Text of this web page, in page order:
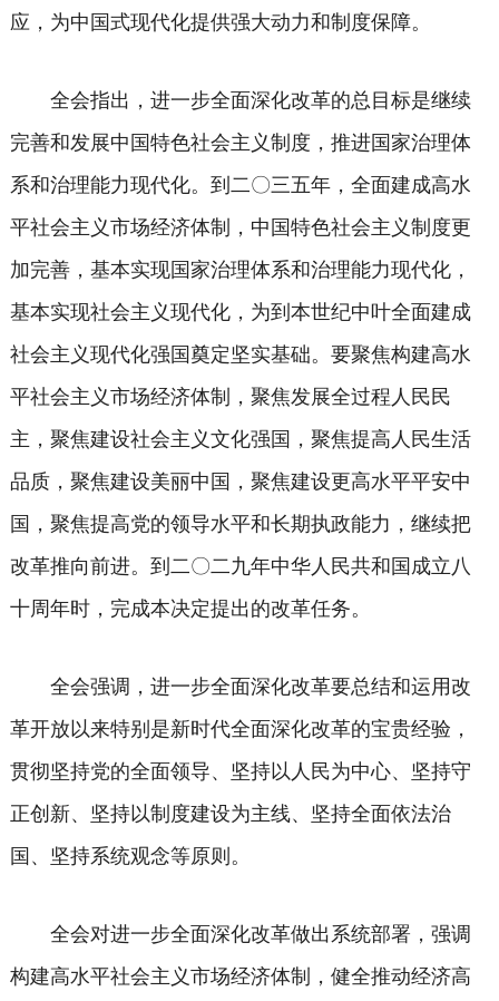
应，为中国式现代化提供强大动力和制度保障。
全会指出，进一步全面深化改革的总目标是继续
完善和发展中国特色社会主义制度，推进国家治理体
系和治理能力现代化。到二〇三五年，全面建成高水
平社会主义市场经济体制，中国特色社会主义制度更
加完善，基本实现国家治理体系和治理能力现代化，
基本实现社会主义现代化，为到本世纪中叶全面建成
社会主义现代化强国奠定坚实基础。要聚焦构建高水
平社会主义市场经济体制，聚焦发展全过程人民民
主，聚焦建设社会主义文化强国，聚焦提高人民生活
品质，聚焦建设美丽中国，聚焦建设更高水平平安中
国，聚焦提高党的领导水平和长期执政能力，继续把
改革推向前进。到二〇二九年中华人民共和国成立八
十周年时，完成本决定提出的改革任务。
全会强调，进一步全面深化改革要总结和运用改
革开放以来特别是新时代全面深化改革的宝贵经验，
贯彻坚持党的全面领导、坚持以人民为中心、坚持守
正创新、坚持以制度建设为主线、坚持全面依法治
国、坚持系统观念等原则。
全会对进一步全面深化改革做出系统部署，强调
构建高水平社会主义市场经济体制，健全推动经济高